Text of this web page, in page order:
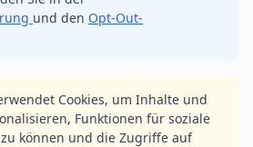
und den Opt-Out-
Cookies, um Inhalte und
Funktionen für soziale
können und die Zugriffe auf